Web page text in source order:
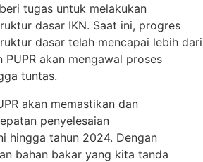
tugas untuk melakukan
dasar IKN. Saat ini, progres
dasar telah mencapai lebih dari
PUPR akan mengawal proses
tuntas.
akan memastikan dan
penyelesaian
hingga tahun 2024. Dengan
bahan bakar yang kita tanda